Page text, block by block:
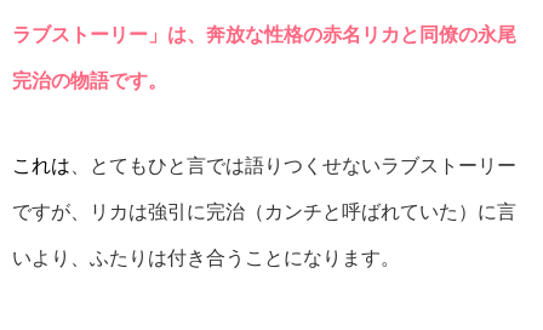
ラブストーリー」は、奔放な性格の赤名リカと同僚の永尾
完治の物語です。
これは 、とてもひと言では語りつくせないラブストーリー
ですが、リカは強引に完治（カンチと呼ばれていた）に言
いより、ふたりは付き合うことになります。